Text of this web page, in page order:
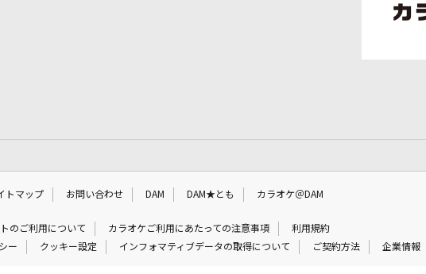
トマップ お問い合わせ DAM DAM★とも カラオケ＠DAM
のご利用について カラオケご利用にあたっての注意事項
利用規約
ー クッキー設定 インフォマティブデータの取得について ご契約方法 企業情報